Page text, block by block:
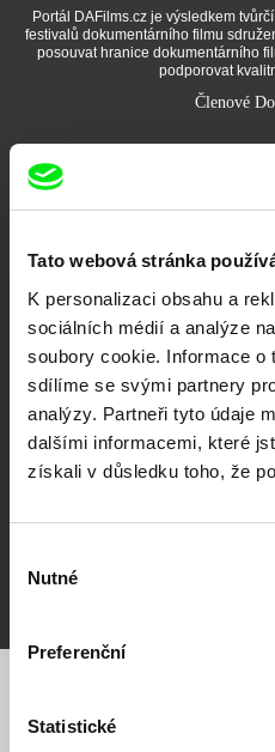
Tato webová stránka
K personalizaci obsahu a
sociálních médií a analýze
soubory cookie. Informace o
sdílíme se svými partnery
analýzy. Partneři tyto údaje
dalšími informacemi, které
získali v důsledku toho, že
souhlasu
Nutné
Preferenční
Statistické
Portál DAFilms.cz je výsledkem
festivalů dokumentárního filmu
posouvat hranice dokumentárního
podporovat
Členové
CPH:DOX Doclisboa
Chcete být